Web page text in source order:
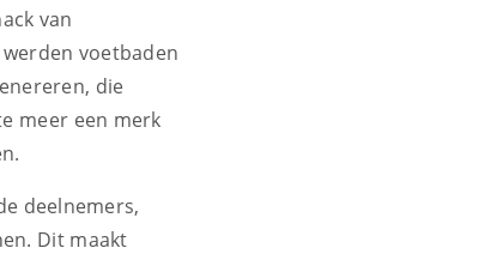
van
voetbaden
die
meer een merk
deelnemers,
Dit maakt